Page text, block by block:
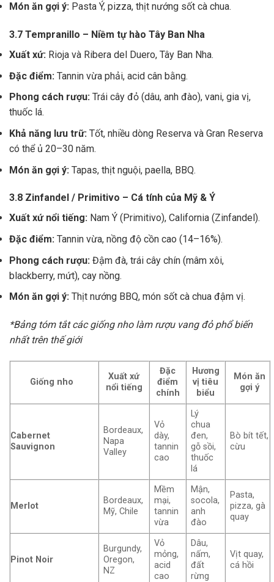
Món ăn gợi ý: Pasta Ý, pizza, thịt nướng sốt cà chua.
3.7 Tempranillo – Niềm tự hào Tây Ban Nha
Xuất xứ: Rioja và Ribera del Duero, Tây Ban Nha.
Đặc điểm: Tannin vừa phải, acid cân bằng.
Phong cách rượu: Trái cây đỏ (dâu, anh đào), vani, gia vị,
thuốc lá.
Khả năng lưu trữ: Tốt, nhiều dòng Reserva và Gran Reserva
có thể ủ 20–30 năm.
Món ăn gợi ý: Tapas, thịt nguội, paella, BBQ.
3.8 Zinfandel / Primitivo – Cá tính của Mỹ & Ý
Xuất xứ nổi tiếng: Nam Ý (Primitivo), California (Zinfandel).
Đặc điểm: Tannin vừa, nồng độ cồn cao (14–16%).
Phong cách rượu: Đậm đà, trái cây chín (mâm xôi,
blackberry, mứt), cay nồng.
Món ăn gợi ý: Thịt nướng BBQ, món sốt cà chua đậm vị.
*Bảng tóm tắt các giống nho làm rượu vang đỏ phổ biến
nhất trên thế giới
Giống nho
Xuất xứ
nổi tiếng
Đặc
điểm
chính
Hương
vị tiêu
biểu
Món ăn
gợi ý
Cabernet
Sauvignon
Bordeaux,
Napa
Valley
Vỏ
dày,
tannin
cao
Lý
chua
đen,
gỗ sồi,
thuốc
lá
Bò bít tết,
cừu
Merlot
Bordeaux,
Mỹ, Chile
Mềm
mại,
tannin
vừa
Mận,
socola,
anh
đào
Pasta,
pizza, gà
quay
Pinot Noir
Burgundy,
Oregon,
NZ
Vỏ
mỏng,
acid
cao
Dâu,
nấm,
đất
rừng
Vịt quay,
cá hồi